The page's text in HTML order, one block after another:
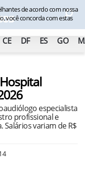
CE DF ES GO
especialista
profissional e
Salários variam de R$
de acordo com nossa
você concorda com estas